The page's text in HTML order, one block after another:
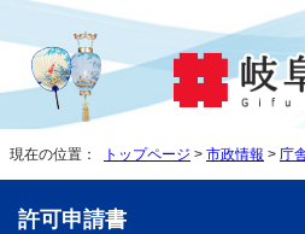
現在の位置： トップページ > 市政情報 > 庁
許可申請書